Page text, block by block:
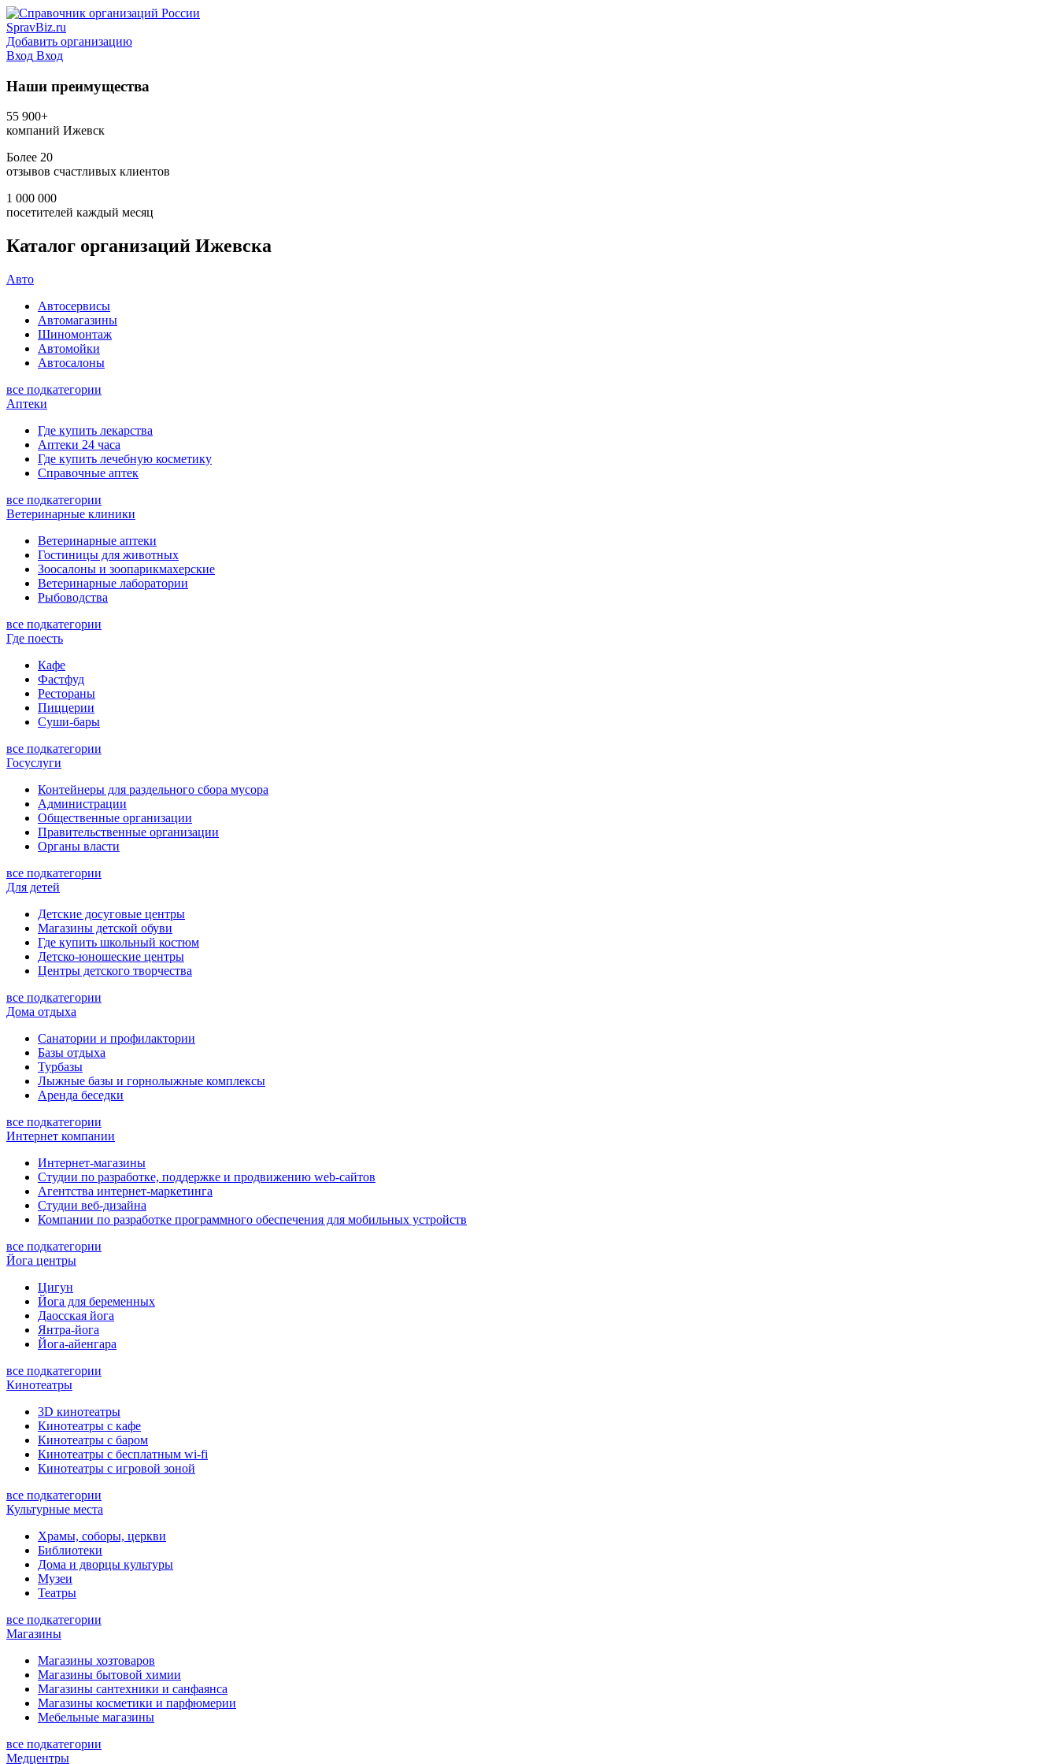
SpravBiz.ru
Добавить организацию
Вход Вход
Наши преимущества
55 900+
компаний Ижевск
Более 20
отзывов счастливых клиентов
1 000 000
посетителей каждый месяц
Каталог организаций Ижевска
Авто
Автосервисы
Автомагазины
Шиномонтаж
Автомойки
Автосалоны
все подкатегории
Аптеки
Где купить лекарства
Аптеки 24 часа
Где купить лечебную косметику
Справочные аптек
все подкатегории
Ветеринарные клиники
Ветеринарные аптеки
Гостиницы для животных
Зоосалоны и зоопарикмахерские
Ветеринарные лаборатории
Рыбоводства
все подкатегории
Где поесть
Кафе
Фастфуд
Рестораны
Пиццерии
Суши-бары
все подкатегории
Госуслуги
Контейнеры для раздельного сбора мусора
Администрации
Общественные организации
Правительственные организации
Органы власти
все подкатегории
Для детей
Детские досуговые центры
Магазины детской обуви
Где купить школьный костюм
Детско-юношеские центры
Центры детского творчества
все подкатегории
Дома отдыха
Санатории и профилактории
Базы отдыха
Турбазы
Лыжные базы и горнолыжные комплексы
Аренда беседки
все подкатегории
Интернет компании
Интернет-магазины
Студии по разработке, поддержке и продвижению web-сайтов
Агентства интернет-маркетинга
Студии веб-дизайна
Компании по разработке программного обеспечения для мобильных устройств
все подкатегории
Йога центры
Цигун
Йога для беременных
Даосская йога
Янтра-йога
Йога-айенгара
все подкатегории
Кинотеатры
3D кинотеатры
Кинотеатры с кафе
Кинотеатры с баром
Кинотеатры с бесплатным wi-fi
Кинотеатры с игровой зоной
все подкатегории
Культурные места
Храмы, соборы, церкви
Библиотеки
Дома и дворцы культуры
Музеи
Театры
все подкатегории
Магазины
Магазины хозтоваров
Магазины бытовой химии
Магазины сантехники и санфаянса
Магазины косметики и парфюмерии
Мебельные магазины
все подкатегории
Медцентры